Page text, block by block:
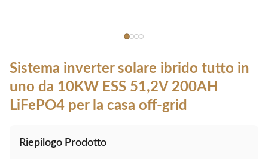
Sistema inverter solare ibrido tutto in
uno da 10KW ESS 51,2V 200AH
LiFePO4 per la casa off-grid
Riepilogo Prodotto